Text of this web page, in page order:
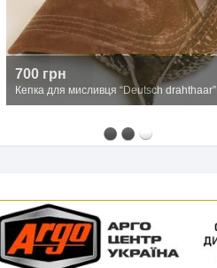
700 грн
Кепка для мисливця “Deutsch drahthaar”